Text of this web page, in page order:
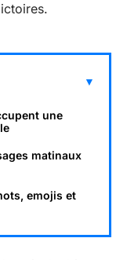
une
matinaux
emojis et